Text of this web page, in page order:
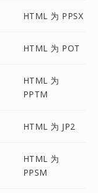
HTML 为 PPSX
HTML 为 POT
HTML 为
PPTM
HTML 为 JP2
HTML 为
PPSM